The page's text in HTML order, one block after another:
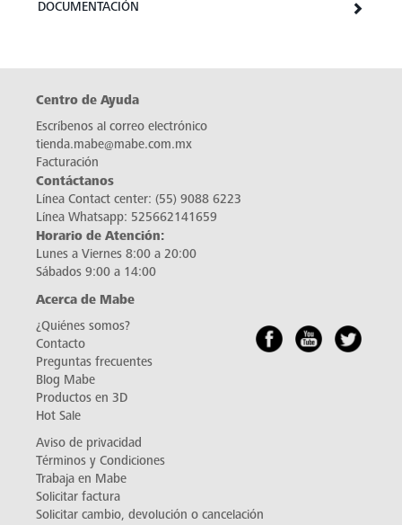
DOCUMENTACIÓN
Centro de Ayuda
Escríbenos al correo electrónico
tienda.mabe@mabe.com.mx
Facturación
Contáctanos
Línea Contact center: (55) 9088 6223
Línea Whatsapp: 525662141659
Horario de Atención:
Lunes a Viernes 8:00 a 20:00
Sábados 9:00 a 14:00
Acerca de Mabe
¿Quiénes somos?
Contacto
Preguntas frecuentes
Blog Mabe
Productos en 3D
Hot Sale
Aviso de privacidad
Términos y Condiciones
Trabaja en Mabe
Solicitar factura
Solicitar cambio, devolución o cancelación